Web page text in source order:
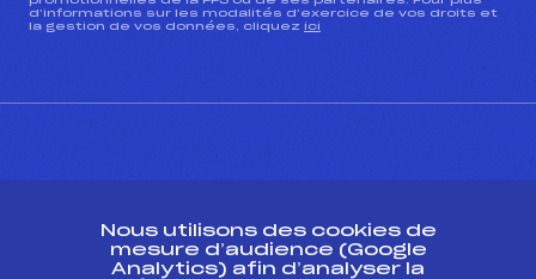
d’informations sur les modalités d’exercice de vos droits et
la gestion de vos données, cliquez ici
ESPACE PRESSE
Nous utilisons des cookies de
mesure d’audience (Google
Analytics) afin d’analyser la